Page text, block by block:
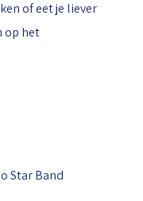
of eet je liever
op het
Star Band